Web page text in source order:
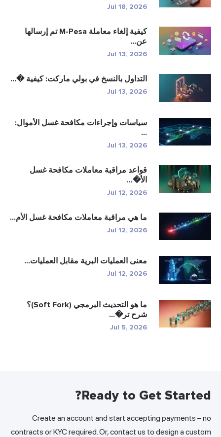
Jul 18, 2026
كيفية إلغاء معاملة M-Pesa تم إرسالها
عن...
Jul 13, 2026
التداول بالنسخ في بولي ماركت: كيفية �...
Jul 13, 2026
سياسات وإجراءات مكافحة غسل الأموال:
...
Jul 13, 2026
قواعد مراقبة معاملات مكافحة غسل
الأ�...
Jul 12, 2026
ما هي مراقبة معاملات مكافحة غسل الأم...
Jul 12, 2026
معنى العمليات البرية مقابل العمليات...
Jul 12, 2026
ما هو التحديث البرمجي (Soft Fork)؟
شرح تر�...
Jul 5, 2026
Ready to Get Started?
Create an account and start accepting payments – no
contracts or KYC required. Or, contact us to design a custom